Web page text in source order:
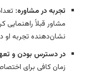
تجربه در مشاوره:
مشاور قبلاً راهنمایی
نشان‌دهنده تجربه او
در دسترس بودن و
زمان کافی برای